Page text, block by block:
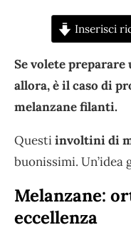
Inserisci
Se volete
allora, è il caso di
melanzane filanti.
Questiinvoltini di
buonissimi. Un’idea
Melanzane:
eccellenza